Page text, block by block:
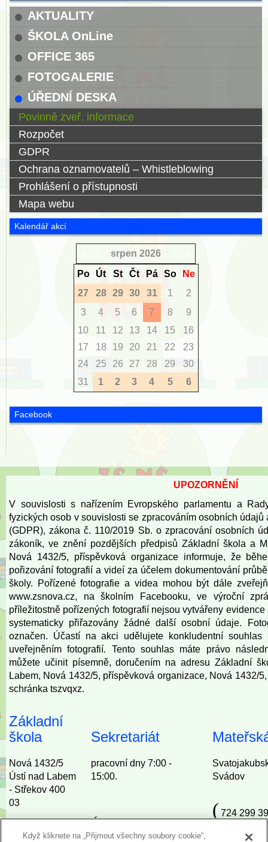
AKTUALITY
ŠKOLA OnLine
OFFICE 365
FOTOGALERIE
ÚŘEDNÍ DESKA
Povinně zveř. informace
Rozpočet
GDPR
Ochrana oznamovatelů – Whistleblowing
Prohlášení o přístupnosti
Mapa webu
Kalendář akcí
srpen 2026
Po
Út St Čt Pá So
Ne
27
28 29 30 31 1
2
3
4 5 6 7 8
9
10
11 12 13 14 15
16
17
18 19 20 21 22
23
24
25 26 27 28 29
30
31
1 2 3 4 5 6
Facebook
UPOZORNĚNÍ
V souvislosti s nařízením Evropského parlamentu a
fyzických osob v souvislosti se zpracováním osobních
(GDPR), zákona č. 110/2019 Sb. o zpracování osobních
zákoník, ve znění pozdějších předpisů Základní škola a
Nová 1432/5, příspěvková organizace informuje, že
pořizování fotografií a videí za účelem dokumentování
školy. Pořízené fotografie a videa mohou být dále
www.zsnova.cz, na školním Facebooku, ve výroční
příležitostně pořízených fotografií nejsou vytvářeny
systematicky přiřazovány žádné další osobní údaje.
označen. Účastí na akci udělujete konkludentní souhlas
uveřejněním fotografií. Tento souhlas máte právo
můžete učinit písemně, doručením na adresu Základní
Labem, Nová 1432/5, příspěvková organizace, Nová 1432/
schránka tszvqxz.
Základní
škola
Sekretariát
Nová 1432/5
Ústí nad Labem
- Střekov 400
03
724 293 007
pracovní dny 7:00 -
15:00.
(
Svádov
( 724 299
Když kliknete na „Přijmout všechny soubory cookie“,